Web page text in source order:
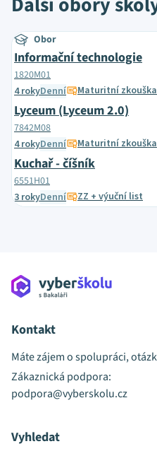
Obor
Informační technologie
1820M01
4 rokyDenní Maturitní zkouška
Lyceum (Lyceum 2.0)
7842M08
4 rokyDenní Maturitní zkouška
Kuchař - číšník
6551H01
3 rokyDenní ZZ + výuční list
Kontakt
Máte zájem o spolupráci,
Zákaznická podpora:
podpora@vyberskolu.cz
Vyhledat